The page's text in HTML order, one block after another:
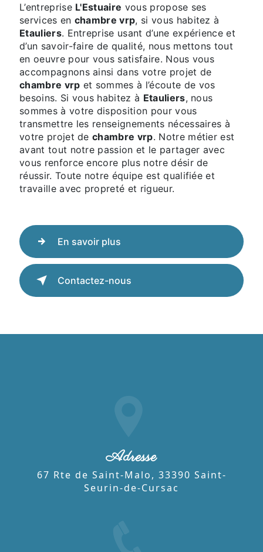
L’entreprise L'Estuaire vous propose ses
services en chambre vrp, si vous habitez à
Etauliers. Entreprise usant d’une expérience et
d’un savoir-faire de qualité, nous mettons tout
en oeuvre pour vous satisfaire. Nous vous
accompagnons ainsi dans votre projet de
chambre vrp et sommes à l’écoute de vos
besoins. Si vous habitez à Etauliers, nous
sommes à votre disposition pour vous
transmettre les renseignements nécessaires à
votre projet dechambre vrp. Notre métier est
avant tout notre passion et le partager avec
vous renforce encore plus notre désir de
réussir. Toute notre équipe est qualifiée et
travaille avec propreté et rigueur.
En savoir plus
Contactez-nous
Adresse
67 Rte de Saint-Malo, 33390 Saint-
Seurin-de-Cursac